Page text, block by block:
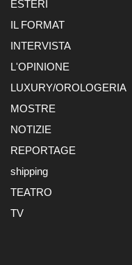
ESTERI
IL FORMAT
INTERVISTA
L'OPINIONE
LUXURY/OROLOGERIA
MOSTRE
NOTIZIE
REPORTAGE
shipping
TEATRO
TV